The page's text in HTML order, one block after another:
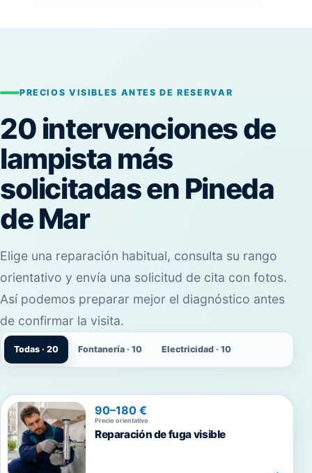
PRECIOS VISIBLES ANTES DE RESERVAR
20 intervenciones de
lampista más
solicitadas en Pineda
de Mar
Elige una reparación habitual, consulta su rango
orientativo y envía una solicitud de cita con fotos.
Así podemos preparar mejor el diagnóstico antes
de confirmar la visita.
Todas · 20 Fontanería · 10 Electricidad · 10
90–180 €
Precio orientativo
Reparación de fuga visible